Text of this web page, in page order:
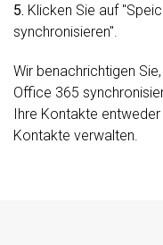
5. Klicken Sie auf
synchronisieren".
Wir benachrichtigen
Office 365
Ihre Kontakte
Kontakte verwalten.